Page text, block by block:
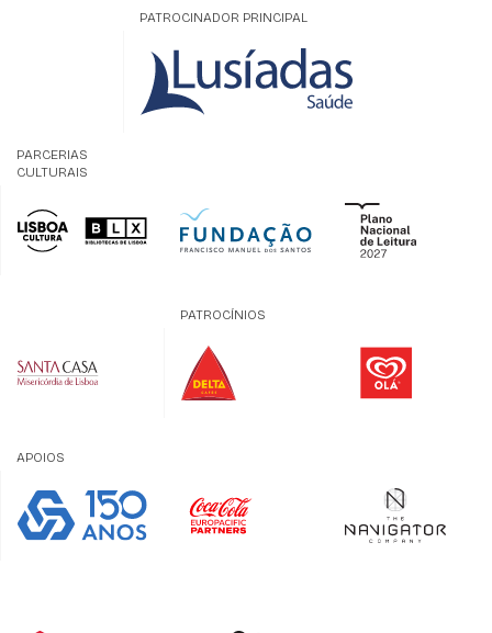
PATROCINADOR PRINCIPAL
PARCERIAS
CULTURAIS
PATROCÍNIOS
APOIOS